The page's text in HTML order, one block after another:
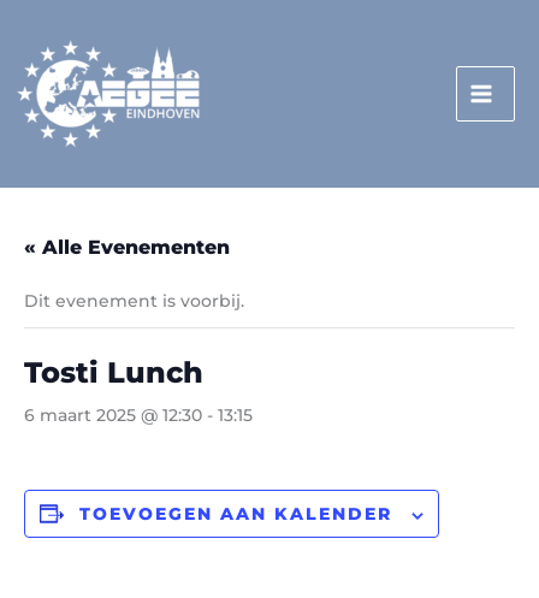
inhoud
« Alle Evenementen
Dit evenement is voorbij.
Tosti Lunch
6 maart 2025 @ 12:30 - 13:15
TOEVOEGEN AAN KALENDER